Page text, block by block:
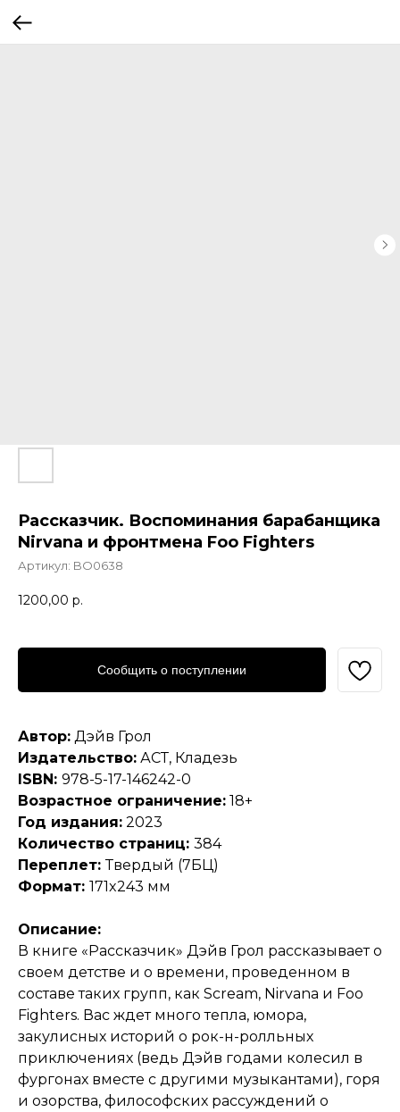
Рассказчик. Воспоминания барабанщика
Nirvana и фронтмена Foo Fighters
Артикул: BO0638
1200,00 р.
Сообщить о поступлении
Автор: Дэйв Грол
Издательство: АСТ, Кладезь
ISBN: 978-5-17-146242-0
Возрастное ограничение: 18+
Год издания: 2023
Количество страниц: 384
Переплет:Твердый (7БЦ)
Формат: 171x243 мм
Описание:
В книге «Рассказчик» Дэйв Грол рассказывает о
своем детстве и о времени, проведенном в
составе таких групп, как Scream, Nirvana и Foo
Fighters. Вас ждет много тепла, юмора,
закулисных историй о рок-н-ролльных
приключениях (ведь Дэйв годами колесил в
фургонах вместе с другими музыкантами), горя
и озорства, философских рассуждений о